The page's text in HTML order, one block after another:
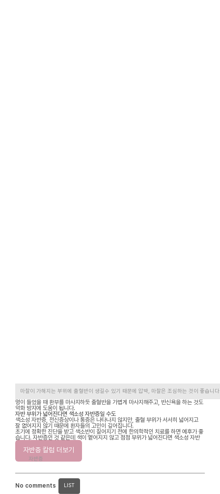
마찰이 가해지는 부위에 출혈반이 생길수 있기 때문에 압박, 마찰은 조심하는 것이 좋습니
멍이 들었을 때 환부를 마사지하듯 출혈반을 가볍게 마사지해주고, 반신욕을 하는 것도
악화 방지에 도움이 됩니다.
자반 부위가 넓어진다면 색소성 자반증일 수도
색소성 자반증, 전신증상이나 통증은 나타나지 않지만, 출혈 부위가 서서히 넓어지고
잘 없어지지 않기 때문에 환자들의 고민이 깊어집니다.
초기에 정확한 진단을 받고 색소반이 짙어지기 전에 한의학적인 치료를 하면 예후가 좋
습니다. 자반증인 것 같은데 색이 옅어지지 않고 점점 부위가 넓어진다면 색소성 자반
증이 아닌지 체크해보세요.
자반증 칼럼 더보기
자반증
No comments LIST